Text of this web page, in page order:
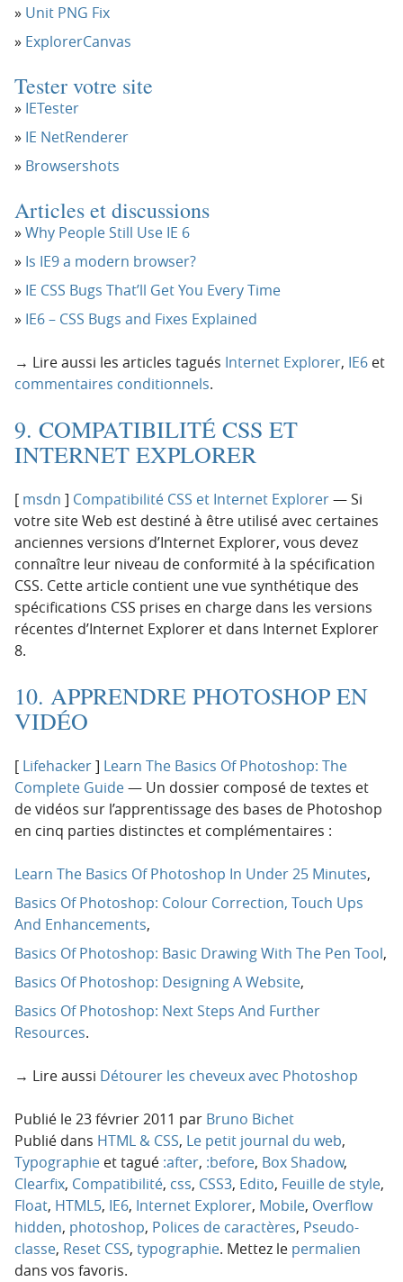
Unit PNG Fix
ExplorerCanvas
Tester votre site
IETester
IE NetRenderer
Browsershots
Articles et discussions
Why People Still Use IE 6
Is IE9 a modern browser?
IE CSS Bugs That’ll Get You Every Time
IE6 – CSS Bugs and Fixes Explained
→ Lire aussi les articles tagués Internet Explorer, IE6 et
commentaires conditionnels.
9. COMPATIBILITÉ CSS ET
INTERNET EXPLORER
[ msdn ] Compatibilité CSS et Internet Explorer— Si
votre site Web est destiné à être utilisé avec certaines
anciennes versions d’Internet Explorer, vous devez
connaître leur niveau de conformité à la spécification
CSS. Cette article contient une vue synthétique des
spécifications CSS prises en charge dans les versions
récentes d’Internet Explorer et dans Internet Explorer
8.
10. APPRENDRE PHOTOSHOP EN
VIDÉO
[ Lifehacker] Learn The Basics Of Photoshop: The
Complete Guide— Un dossier composé de textes et
de vidéos sur l’apprentissage des bases de Photoshop
en cinq parties distinctes et complémentaires :
Learn The Basics Of Photoshop In Under 25 Minutes,
Basics Of Photoshop: Colour Correction, Touch Ups
And Enhancements,
Basics Of Photoshop: Basic Drawing With The Pen Tool,
Basics Of Photoshop: Designing A Website,
Basics Of Photoshop: Next Steps And Further
Resources.
→ Lire aussi Détourer les cheveux avec Photoshop
Publié le23 février 2011 par Bruno Bichet
Publié dans HTML & CSS, Le petit journal du web,
Typographie et tagué :after, :before, Box Shadow,
Clearfix, Compatibilité, css, CSS3, Edito, Feuille de style,
Float, HTML5, IE6, Internet Explorer, Mobile, Overflow
hidden, photoshop, Polices de caractères, Pseudo-
classe, Reset CSS, typographie. Mettez le permalien
dans vos favoris.